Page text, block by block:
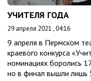
УЧИТЕЛЯ ГОДА
29 апреля 2021 , 04:16
9 апреля в Пермском
краевого конкурса
номинациях боролись
но в финал вышли лишь